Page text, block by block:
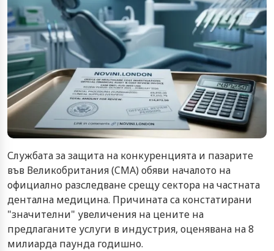
Службата за защита на конкуренцията и пазарите
във Великобритания (CMA) обяви началото на
официално разследване срещу сектора на частната
дентална медицина. Причината са констатирани
"значителни" увеличения на цените на
предлаганите услуги в индустрия, оценявана на 8
милиарда паунда годишно.